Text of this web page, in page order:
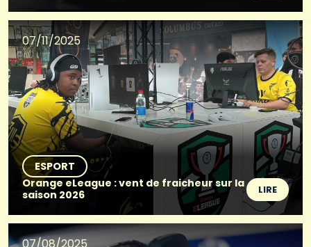
07/11/2025
ESPORT
Orange eLeague : vent de fraicheur sur la
saison 2026
LIRE
07/08/2025